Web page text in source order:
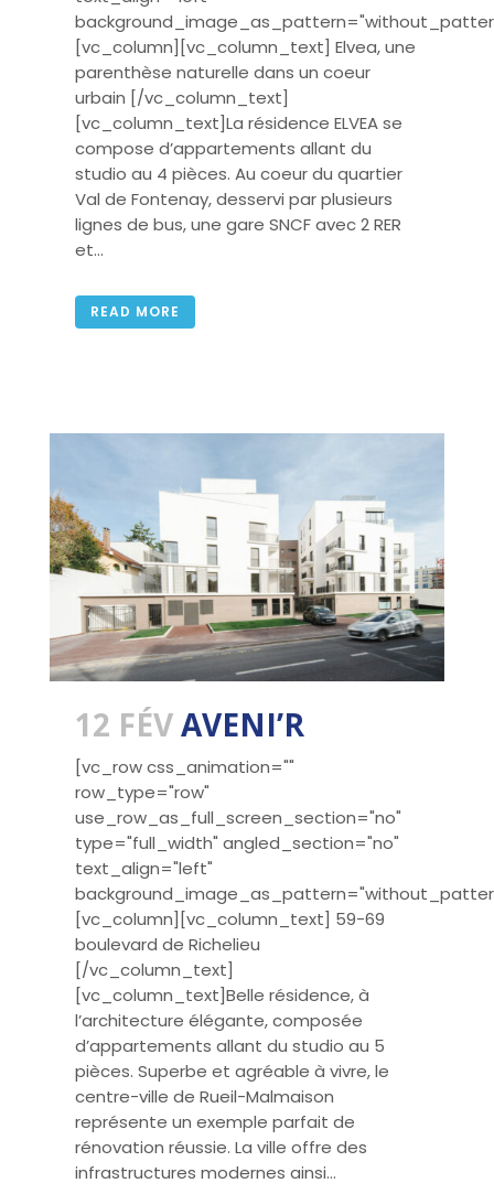
[vc_column][vc_column_text] Elvea, une
parenthèse naturelle dans un coeur
urbain [/vc_column_text]
[vc_column_text]La résidence ELVEA se
compose d’appartements allant du
studio au 4 pièces. Au coeur du quartier
Val de Fontenay, desservi par plusieurs
lignes de bus, une gare SNCF avec 2 RER
et...
READ MORE
12 FÉVAVENI’R
[vc_row css_animation=""
row_type="row"
use_row_as_full_screen_section="no"
type="full_width" angled_section="no"
text_align="left"
[vc_column][vc_column_text] 59-69
boulevard de Richelieu
[/vc_column_text]
[vc_column_text]Belle résidence, à
l’architecture élégante, composée
d’appartements allant du studio au 5
pièces. Superbe et agréable à vivre, le
centre-ville de Rueil-Malmaison
représente un exemple parfait de
rénovation réussie. La ville offre des
infrastructures modernes ainsi...